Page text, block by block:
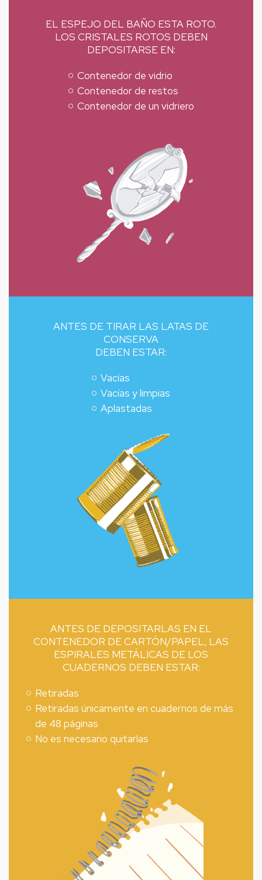
EL ESPEJO DEL BAÑO ESTA ROTO.
LOS CRISTALES ROTOS DEBEN
DEPOSITARSE EN:
Contenedor de vidrio
Contenedor de restos
Contenedor de un vidriero
ANTES DE TIRAR LAS LATAS DE
CONSERVA
DEBEN ESTAR:
Vacías
Vacías y limpias
Aplastadas
ANTES DE DEPOSITARLAS EN EL
CONTENEDOR DE CARTÓN/PAPEL, LAS
ESPIRALES METÁLICAS DE LOS
CUADERNOS DEBEN ESTAR:
Retiradas
Retiradas únicamente en cuadernos de más
de 48 páginas
No es necesario quitarlas